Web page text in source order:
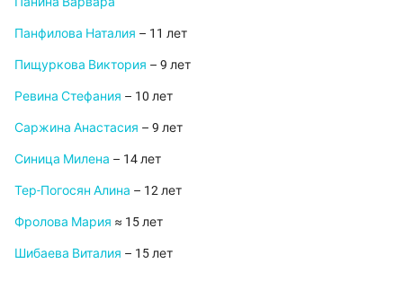
Панфилова Наталия – 11 лет
Пищуркова Виктория – 9 лет
Ревина Стефания – 10 лет
Саржина Анастасия – 9 лет
Синица Милена – 14 лет
Тер-Погосян Алина – 12 лет
Фролова Мария ≈ 15 лет
Шибаева Виталия – 15 лет